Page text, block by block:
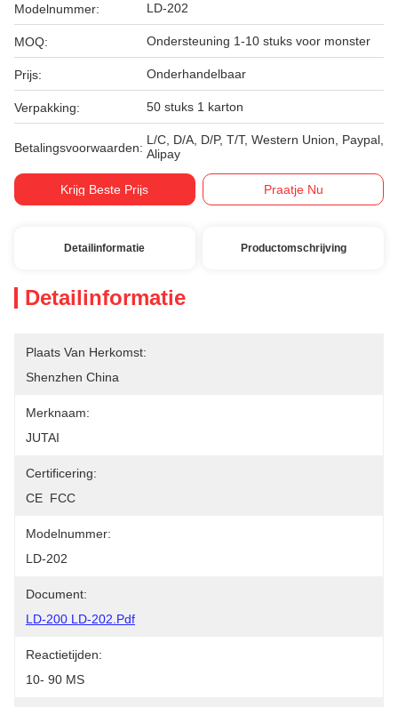
Modelnummer: LD-202
MOQ: Ondersteuning 1-10 stuks voor monster
Prijs: Onderhandelbaar
Verpakking: 50 stuks 1 karton
Betalingsvoorwaarden:
L/C, D/A, D/P, T/T, Western Union, Paypal,
Alipay
Krijg Beste Prijs Praatje Nu
Detailinformatie Productomschrijving
Detailinformatie
Plaats Van Herkomst:
Shenzhen China
Merknaam:
JUTAI
Certificering:
CE  FCC
Modelnummer:
LD-202
Document:
LD-200 LD-202.pdf
Reactietijden:
10- 90 MS